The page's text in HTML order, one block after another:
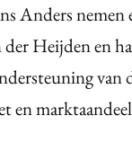
Anders nemen
Heijden en
van
en